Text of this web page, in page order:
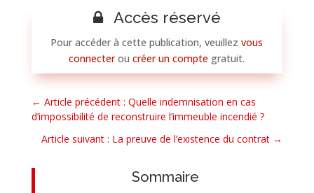
Accès réservé
Pour accéder à cette publication, veuillezvous
connecteroucréer un compte gratuit.
← Article précédent : Quelle indemnisation en cas
d’impossibilité de reconstruire l’immeuble incendié ?
Article suivant : La preuve de l’existence du contrat →
Sommaire